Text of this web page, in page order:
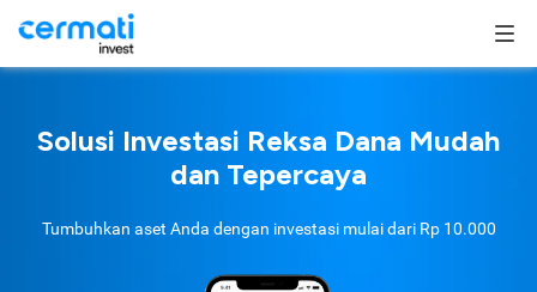
Solusi Investasi Reksa Dana Mudah
dan Tepercaya
Tumbuhkan aset Anda dengan investasi mulai dari Rp 10.000